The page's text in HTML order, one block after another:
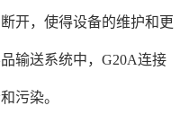
开，使得设备的维护和更
输送系统中，G20A连接
污染。